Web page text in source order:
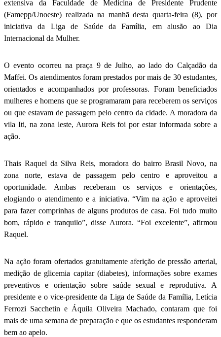
extensiva da Faculdade de Medicina de Presidente Prudente
(Famepp/Unoeste) realizada na manhã desta quarta-feira (8), por
iniciativa da Liga de Saúde da Família, em alusão ao Dia
Internacional da Mulher.
O evento ocorreu na praça 9 de Julho, ao lado do Calçadão da
Maffei. Os atendimentos foram prestados por mais de 30 estudantes,
orientados e acompanhados por professoras. Foram beneficiados
mulheres e homens que se programaram para receberem os serviços
ou que estavam de passagem pelo centro da cidade. A moradora da
vila Iti, na zona leste, Aurora Reis foi por estar informada sobre a
ação.
Thais Raquel da Silva Reis, moradora do bairro Brasil Novo, na
zona norte, estava de passagem pelo centro e aproveitou a
oportunidade. Ambas receberam os serviços e orientações,
elogiando o atendimento e a iniciativa. “Vim na ação e aproveitei
para fazer comprinhas de alguns produtos de casa. Foi tudo muito
bom, rápido e tranquilo”, disse Aurora. “Foi excelente”, afirmou
Raquel.
Na ação foram ofertados gratuitamente aferição de pressão arterial,
medição de glicemia capitar (diabetes), informações sobre exames
preventivos e orientação sobre saúde sexual e reprodutiva. A
presidente e o vice-presidente da Liga de Saúde da Família, Letícia
Ferrozi Sacchetin e Áquila Oliveira Machado, contaram que foi
mais de uma semana de preparação e que os estudantes responderam
bem ao apelo.